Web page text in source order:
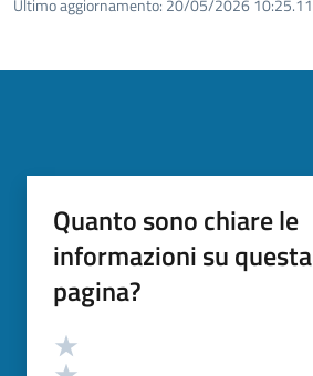
Quanto sono chiare le
informazioni su questa
pagina?
Valutazione